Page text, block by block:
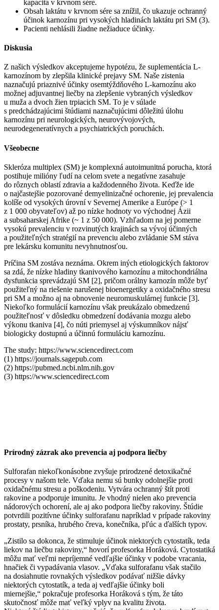
kapacita v krvnom sére.
Obsah laktátu v krvnom sére sa znížil, čo ukazuje ochranný
účinok karnozínu pri vysokých hladinách laktátu pri SM (3).
Pacienti nehlásili žiadne nežiaduce účinky.
Diskusia
Z našich výsledkov akceptujeme hypotézu, že suplementácia L-
karnozínom by zlepšila klinické prejavy SM. Naše zistenia
naznačujú priaznivé účinky osemtýždňového L-karnozínu ako
možnej adjuvantnej liečby na zlepšenie vybraných výsledkov
u muža a dvoch žien trpiacich SM. To je v súlade
s predchádzajúcimi štúdiami naznačujúcimi dôležitú úlohu
karnozínu pri neurologických, neurovývojových,
neurodegeneratívnych a psychiatrických poruchách.
Všeobecne
Skleróza multiplex (SM) je komplexná autoimunitná porucha, ktorá
postihuje milióny ľudí na celom svete a negatívne zasahuje
do rôznych oblastí zdravia a každodenného života. Keďže ide
o najčastejšie pozorované demyelinizačné ochorenie, jej prevalencia
kolíše od vysokých úrovní v Severnej Amerike a Európe (> 1
z 1 000 obyvateľov) až po nízke hodnoty vo východnej Ázii
a subsaharskej Afrike (~ 1 z 50 000). Vzhľadom na jej pomerne
vysokú prevalenciu v rozvinutých krajinách sa vývoj účinných
a použiteľných stratégií na prevenciu alebo zvládanie SM stáva
pre lekársku komunitu nevyhnutnosťou.
Príčina SM zostáva neznáma. Okrem iných etiologických faktorov
sa zdá, že nízke hladiny tkanivového karnozínu a mitochondriálna
dysfunkcia sprevádzajú SM [2], pričom orálny karnozín môže byť
použiteľný na riešenie narušenej bioenergetiky a oxidačného stresu
pri SM a možno aj na obnovenie neuromuskulárnej funkcie [3].
Niekoľko formulácií karnozínu však preukázalo obmedzenú
použiteľnosť v dôsledku obmedzení dodávania mozgu alebo
výkonu tkaniva [4], čo núti priemysel aj výskumníkov nájsť
biologicky dostupnú a účinnú formuláciu karnozínu.
The study: https://www.sciencedirect.com
(1) https://journals.sagepub.com
(2) https://pubmed.ncbi.nlm.nih.gov
(3) https://www.sciencedirect.com
Prírodný zázrak ako prevencia aj podpora liečby
Sulforafan niekoľkonásobne zvyšuje prirodzené detoxikačné
procesy v našom tele. Vďaka nemu sú bunky odolnejšie proti
oxidačnému stresu a poškodeniu. Vytvára ochranný štít proti
rakovine a podporuje imunitu. Je vhodný nielen ako prevencia
nádorových ochorení, ale aj ako podpora liečby rakoviny. Štúdie
potvrdili pozitívne účinky sulforafanu napríklad v prípade rakoviny
prostaty, prsníka, hrubého čreva, konečníka, pľúc a ďalších typov.
„Zistilo sa dokonca, že stimuluje účinok niektorých cytostatík, teda
liekov na liečbu rakoviny,“ hovorí profesorka Horáková. Cytostatiká
môžu mať veľmi nepríjemné vedľajšie účinky v podobe vracania,
hnačiek či vypadávania vlasov. „Vďaka sulforafanu však stačilo
na dosiahnutie rovnakých výsledkov podávať nižšie dávky
niektorých cytostatík, a teda aj vedľajšie účinky boli
miernejšie,“ pokračuje profesorka Horáková s tým, že táto
skutočnosť môže mať veľký vplyv na kvalitu života.